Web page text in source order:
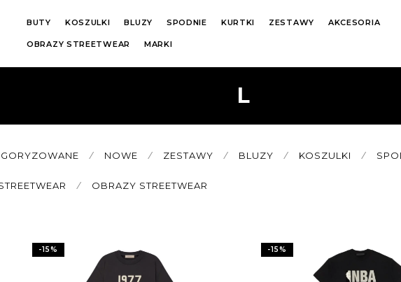
BUTY KOSZULKI BLUZY SPODNIE KURTKI ZESTAWY AKCESORIA
OBRAZY STREETWEAR MARKI
L
⁄ NOWE ⁄ ZESTAWY ⁄ BLUZY ⁄ KOSZULKI ⁄
⁄ OBRAZY STREETWEAR
-15% -15%